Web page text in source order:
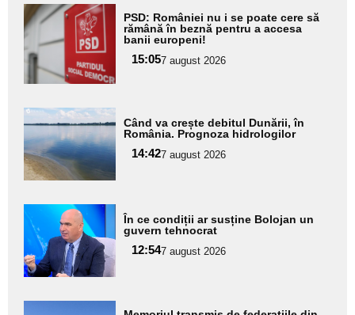
Adaugă
aici textul
pentru
subtitlu
PSD: României nu i se poate cere să
rămână în beznă pentru a accesa
banii europeni!
15:057 august 2026
Adaugă
aici textul
pentru
subtitlu
Când va crește debitul Dunării, în
România. Prognoza hidrologilor
14:427 august 2026
Adaugă
aici textul
pentru
subtitlu
În ce condiții ar susține Bolojan un
guvern tehnocrat
12:547 august 2026